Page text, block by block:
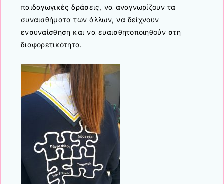
παιδαγωγικές δράσεις, να αναγνωρίζουν τα
συναισθήματα των άλλων, να δείχνουν
ενσυναίσθηση και να ευαισθητοποιηθούν στη
διαφορετικότητα.